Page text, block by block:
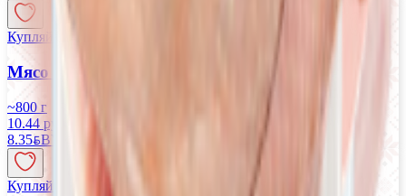
Купляйце Беларускае
Мясо птицы Грудка ЦБ охлажденная
~800 г
10.44 руб/кг
8.35BYNBYN
Купляйце Беларускае